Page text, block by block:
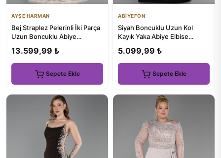
AYŞE HARMAN
Bej Straplez Pelerinli İki Parça
Uzun Boncuklu Abiye
13.599,99 ₺
Sepete Ekle
ABİYEFON
Siyah Boncuklu Uzun Kol
Kayık Yaka Abiye Elbise
5.099,99 ₺
Sepete Ekle